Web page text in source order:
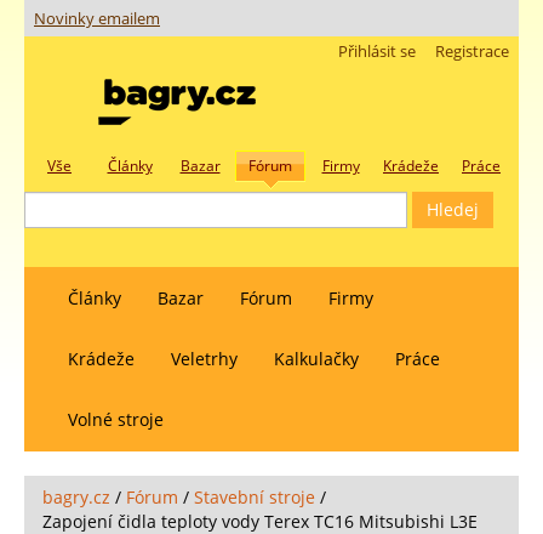
Novinky emailem
Registrace
Přihlásit se
Vše Články Bazar Fórum Firmy Krádeže Práce
Články Bazar Fórum Firmy
Krádeže Veletrhy Kalkulačky Práce
Volné stroje
bagry.cz / Fórum / Stavební stroje /
Zapojení čidla teploty vody Terex TC16 Mitsubishi L3E